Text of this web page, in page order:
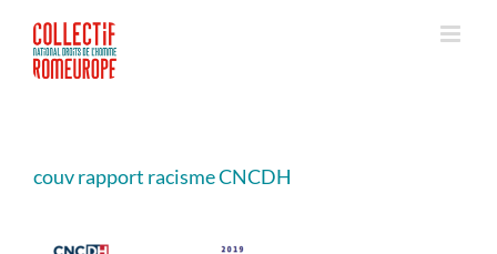
contenu
couv rapport racisme CNCDH